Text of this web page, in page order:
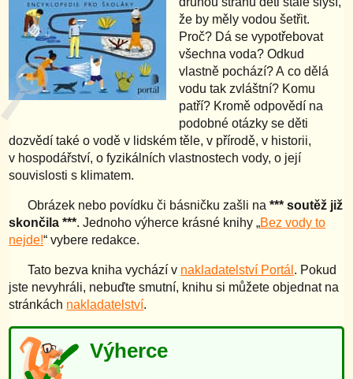
že by měly vodou šetřit.
Proč? Dá se vypotřebovat
všechna voda? Odkud
vlastně pochází? A co dělá
vodu tak zvláštní? Komu
patří? Kromě odpovědí na
podobné otázky se děti
dozvědí také o vodě v lidském těle, v přírodě, v historii,
v hospodářství, o fyzikálních vlastnostech vody, o její
souvislosti s klimatem.
Obrázek nebo povídku či básničku zašli na*** soutěž již
skončila ***. Jednoho výherce krásné knihy „Bez vody to
nejde!“ vybere redakce.
Tato bezva kniha vychází v nakladatelství Portál . Pokud
jste nevyhráli, nebuďte smutní, knihu si můžete objednat na
stránkách nakladatelství.
Výherce